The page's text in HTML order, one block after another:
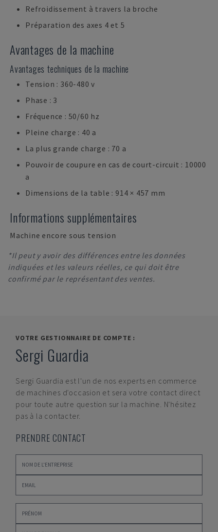
Refroidissement à travers la broche
Préparation des axes 4 et 5
Avantages de la machine
Avantages techniques de la machine
Tension : 360-480 v
Phase : 3
Fréquence : 50/60 hz
Pleine charge : 40 a
La plus grande charge : 70 a
Pouvoir de coupure en cas de court-circuit : 10000
a
Dimensions de la table : 914 × 457 mm
Informations supplémentaires
Machine encore sous tension
*Il peut y avoir des différences entre les données
indiquées et les valeurs réelles, ce qui doit être
confirmé par le représentant des ventes.
VOTRE GESTIONNAIRE DE COMPTE :
Sergi Guardia
Sergi Guardia est l'un de nos experts en commerce
de machines d'occasion et sera votre contact direct
pour toute autre question sur la machine. N'hésitez
pas à la contacter.
PRENDRE CONTACT